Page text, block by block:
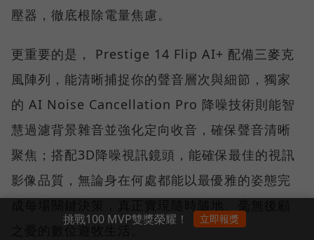
壓器，徹底根除電量焦慮。
更重要的是， Prestige 14 Flip AI+ 配備三麥克
風陣列，能清晰捕捉你的聲音層次與細節，獨家
的 AI Noise Cancellation Pro 降噪技術則能智
慧過濾背景雜音並強化定向收音，確保聲音清晰
聚焦；搭配3D降噪視訊鏡頭，能確保最佳的視訊
影像品質，無論身在何處都能以最優雅的姿態完
之憂的數位遊牧生活。
挑戰100 MVP雙獎榮耀！ 立即報獎